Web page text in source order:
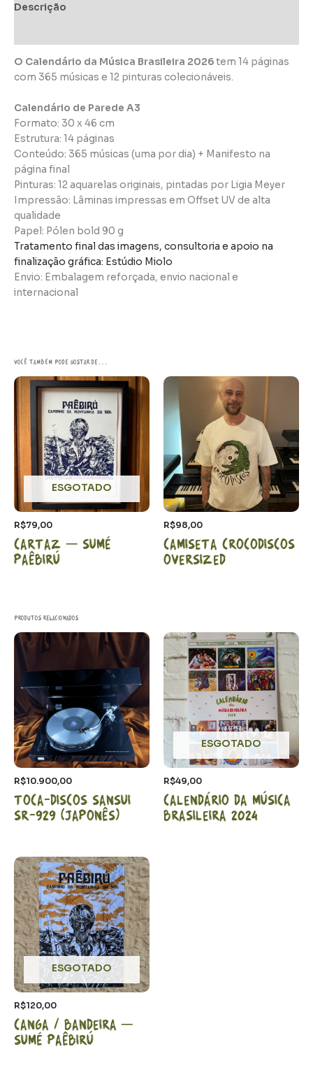
Descrição
O Calendário da Música Brasileira 2026tem 14 páginas
com 365 músicas e 12 pinturas colecionáveis.
Calendário de Parede A3
Formato: 30 x 46 cm
Estrutura: 14 páginas
Conteúdo: 365 músicas (uma por dia) + Manifesto na
página final
Pinturas: 12 aquarelas originais, pintadas por Ligia Meyer
Impressão: Lâminas impressas em Offset UV de alta
qualidade
Papel: Pólen bold 90 g
Tratamento final das imagens, consultoria e apoio na
finalização gráfica: Estúdio Miolo
Envio: Embalagem reforçada, envio nacional e
internacional
Você também pode gostar de…
ESGOTADO
R$79,00
Cartaz – Sumé
Paêbirú
R$98,00
Camiseta CrocoDiscos
Oversized
Produtos relacionados
R$10.900,00
Toca-discos Sansui
SR-929 (japonês)
ESGOTADO
R$49,00
Calendário da Música
Brasileira 2024
ESGOTADO
R$120,00
Canga / Bandeira –
Sumé Paêbirú